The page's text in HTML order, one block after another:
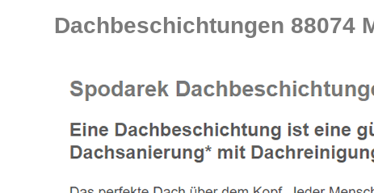
Dachbeschichtungen 88074